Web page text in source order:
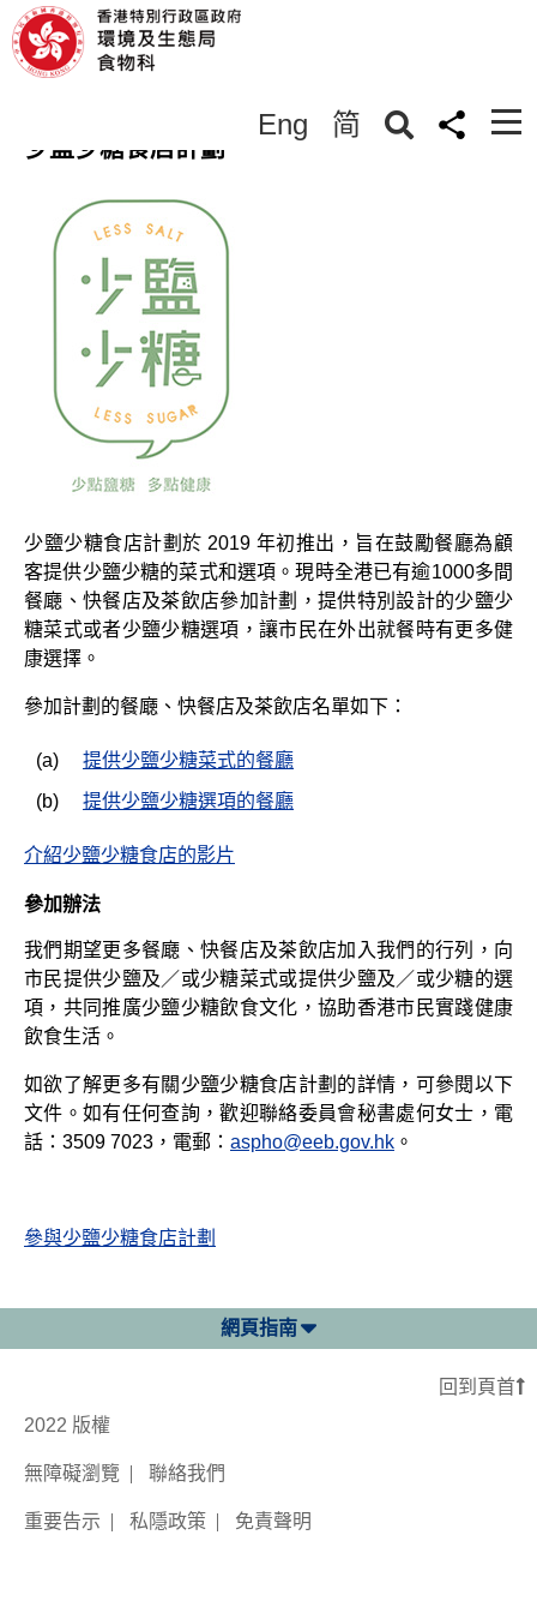
Eng 简
減低食物中鹽和糖含量
< 返回
少鹽少糖食店計劃
少鹽少糖食店計劃於 2019 年初推出，旨在鼓勵餐廳為顧
客提供少鹽少糖的菜式和選項。現時全港已有逾1000多間
餐廰、快餐店及茶飲店參加計劃，提供特別設計的少鹽少
糖菜式或者少鹽少糖選項，讓市民在外出就餐時有更多健
康選擇。
參加計劃的餐廰、快餐店及茶飲店名單如下：
(a)
提供少鹽少糖菜式的餐廳
(b)
提供少鹽少糖選項的餐廳
介紹少鹽少糖食店的影片
參加辦法
我們期望更多餐廰、快餐店及茶飲店加入我們的行列，向
市民提供少鹽及／或少糖菜式或提供少鹽及／或少糖的選
項，共同推廣少鹽少糖飲食文化，協助香港市民實踐健康
飲食生活。
如欲了解更多有關少鹽少糖食店計劃的詳情，可參閱以下
文件。如有任何查詢，歡迎聯絡委員會秘書處何女士，電
話：3509 7023，電郵： aspho@eeb.gov.hk 。
參與少鹽少糖食店計劃
網頁指南
回到頁首
2022 版權
無障礙瀏覽 聯絡我們
重要告示 私隱政策 免責聲明